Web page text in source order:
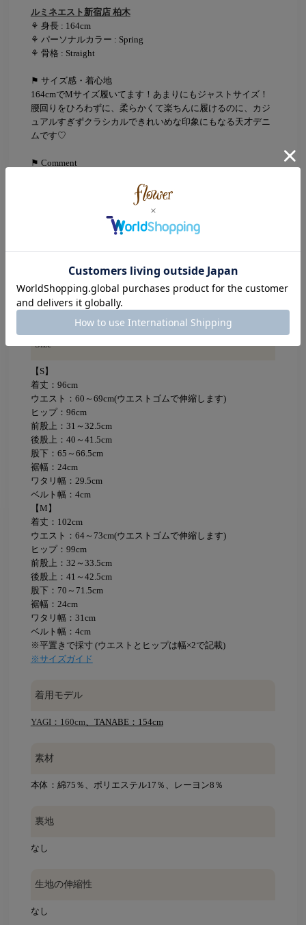
ルミネエスト新宿店 柏木
⚘ 身長 : 164cm
⚘ パーソナルカラー : Spring
⚘ 骨格 : Straight
⚑ サイズ感・着心地
164cmでMサイズ履いてます！あまりにもジャストサイズ！
腰回りをひろわずに、柔らかくて楽ちんに履けるのに、カジ
ュアルすぎずクラシカルできれいめな印象にもなる天才デニ
ムです♡
⚑ Comment
に2〜3回は履いてる気がします！笑
私の身長でもくるぶし見えずに履けるので、Mサイズが高身
長さんにとってもおすすめです♡
Black(ブラック)
Navy(ネイビー)
Size
【S】
着丈：96cm
ウエスト：60～69cm(ウエストゴムで伸縮します)
ヒップ：96cm
前股上：31～32.5cm
後股上：40～41.5cm
股下：65～66.5cm
裾幅：24cm
ワタリ幅：29.5cm
ベルト幅：4cm
【M】
着丈：102cm
ウエスト：64～73cm(ウエストゴムで伸縮します)
ヒップ：99cm
前股上：32～33.5cm
後股上：41～42.5cm
股下：70～71.5cm
裾幅：24cm
ワタリ幅：31cm
ベルト幅：4cm
※平置きで採寸 (ウエストとヒップは幅×2で記載)
※サイズガイド
着用モデル
YAGI：160cm、TANABE：154cm
素材
本体：綿75％、ポリエステル17％、レーヨン8％
裏地
なし
生地の伸縮性
なし